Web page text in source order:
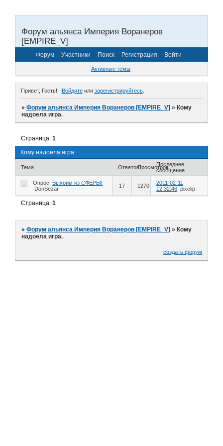
Форум альянса Империя Воранеров
[EMPIRE_V]
Форум Участники Поиск Регистрация Войти
Активные темы
Привет, Гость! Войдитеили зарегистрируйтесь.
»Форум альянса Империя Воранеров [EMPIRE_V] »Кому
надоела игра.
Кому надоела игра.
Страница:1
Тема ОтветовПросмотровПоследнее
сообщение
Опрос: Выхоим из СФЕРЫ!
DonSezar
17 1270
2011-02-11
12:32:46 pixelip
Страница:1
»Форум альянса Империя Воранеров [EMPIRE_V] »Кому
надоела игра.
создать форум